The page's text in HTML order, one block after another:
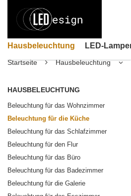
Hausbeleuchtung LED-
Startseite Hausbeleuchtung
HAUSBELEUCHTUNG
Beleuchtung für das Wohnzimmer
Beleuchtung für die Küche
Beleuchtung für das Schlafzimmer
Beleuchtung für den Flur
Beleuchtung für das Büro
Beleuchtung für das Badezimmer
Beleuchtung für die Galerie